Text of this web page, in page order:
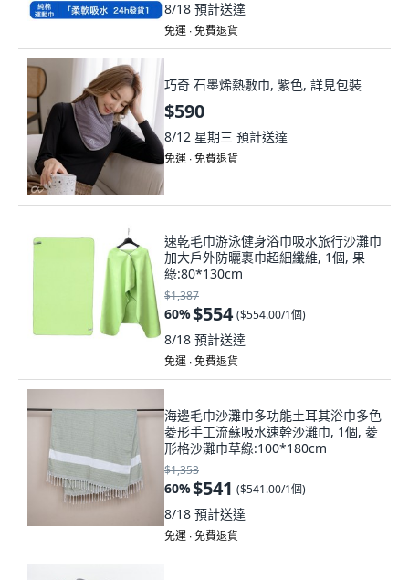
8/18 預計送達
免運 ∙ 免費退貨
巧奇 石墨烯熱敷巾, 紫色, 詳見包裝
$590
8/12 星期三 預計送達
免運 ∙ 免費退貨
速乾毛巾游泳健身浴巾吸水旅行沙灘巾
加大戶外防曬裹巾超細纖維, 1個, 果
綠:80*130cm
$1,387
60%$554 ($554.00/1個)
8/18 預計送達
免運 ∙ 免費退貨
海邊毛巾沙灘巾多功能土耳其浴巾多色
菱形手工流蘇吸水速幹沙灘巾, 1個, 菱
形格沙灘巾草綠:100*180cm
$1,353
60%$541 ($541.00/1個)
8/18 預計送達
免運 ∙ 免費退貨